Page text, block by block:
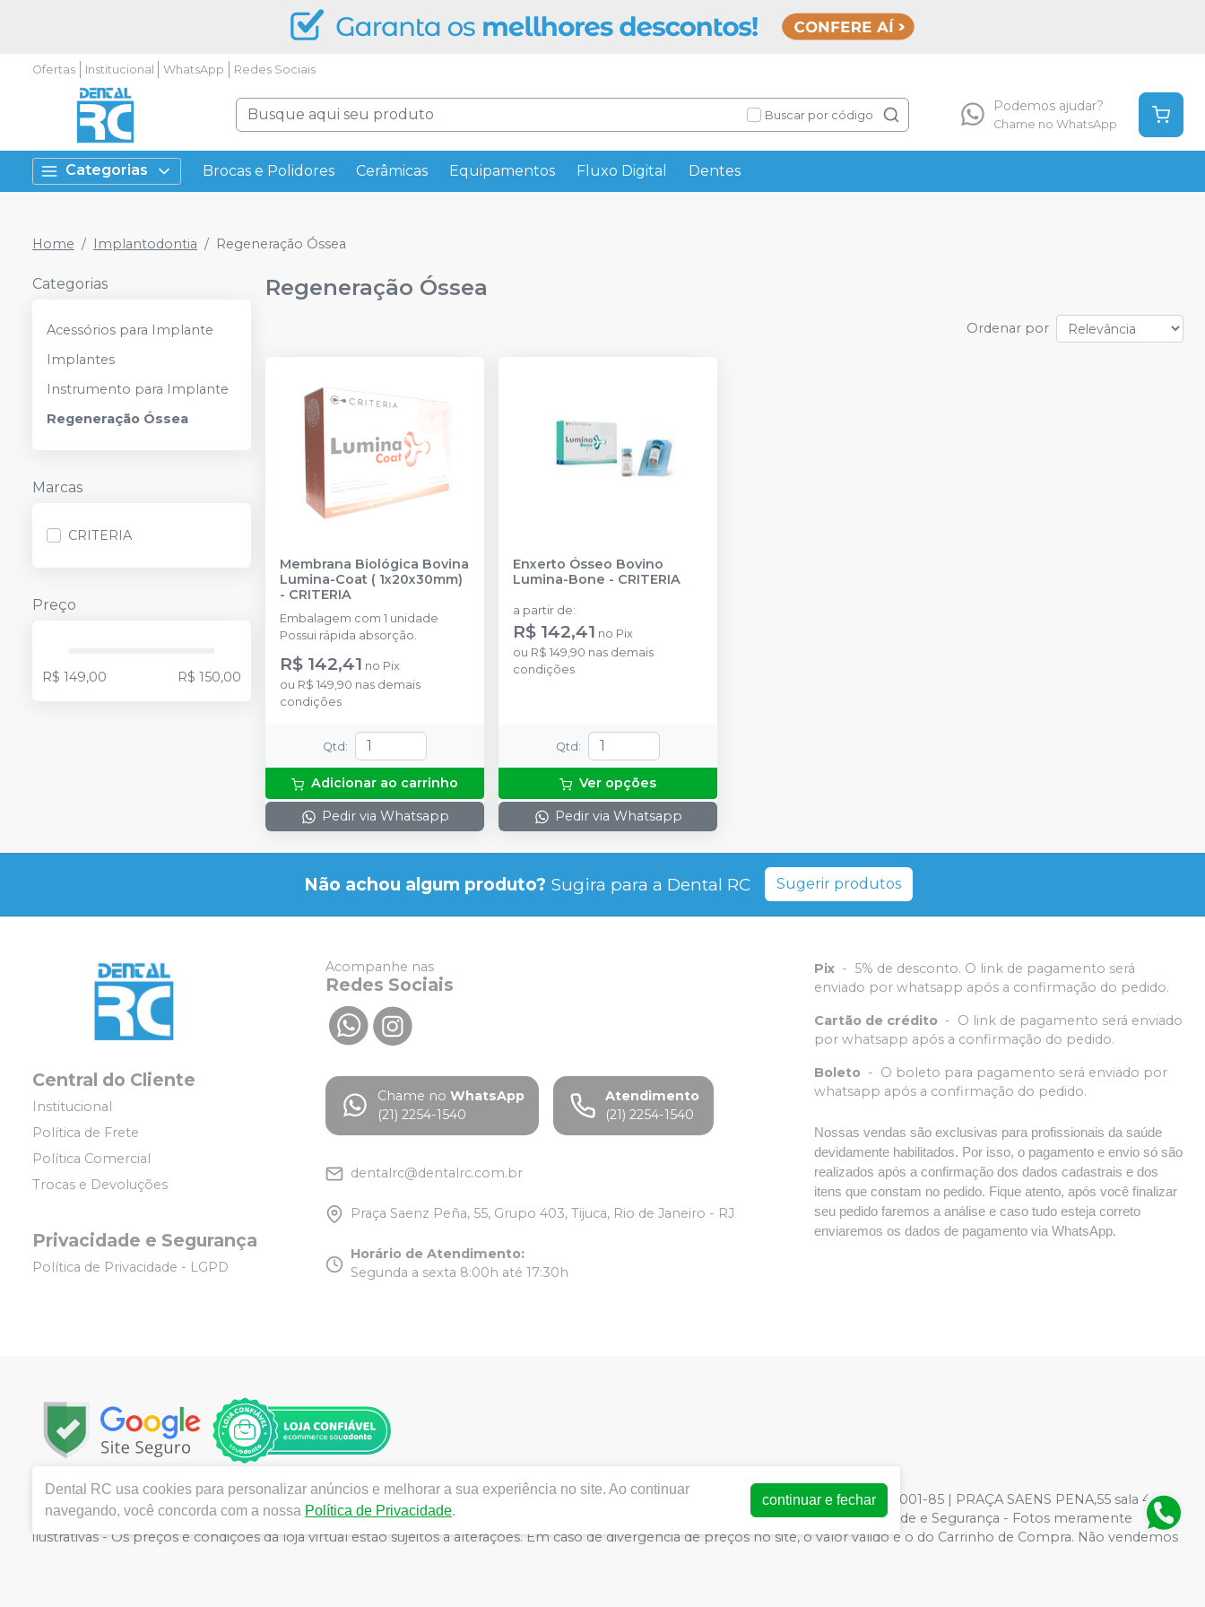
Ofertas Institucional WhatsApp Redes Sociais
Buscar por código
Podemos ajudar?
Chame no WhatsApp
Categorias Brocas e Polidores Cerâmicas Equipamentos Fluxo Digital Dentes
Home Implantodontia Regeneração Óssea
Categorias
Acessórios para Implante
Implantes
Instrumento para Implante
Regeneração Óssea
Marcas
CRITERIA
Preço
R$ 149,00 R$ 150,00
Regeneração Óssea
Ordenar por
Membrana Biológica Bovina
Lumina-Coat ( 1x20x30mm)
- CRITERIA
Embalagem com 1 unidade
Possui rápida absorção.
R$ 142,41 no Pix
ou R$ 149,90 nas demais
condições
Qtd:
Adicionar ao carrinho
Pedir via Whatsapp
Enxerto Ósseo Bovino
Lumina-Bone - CRITERIA
a partir de:
R$ 142,41 no Pix
ou R$ 149,90 nas demais
condições
Qtd:
Ver opções
Pedir via Whatsapp
Não achou algum produto? Sugira para a Dental RC Sugerir produtos
Central do Cliente
Institucional
Política de Frete
Política Comercial
Trocas e Devoluções
Privacidade e Segurança
Política de Privacidade - LGPD
Acompanhe nas
Redes Sociais
Chame no WhatsApp
(21) 2254-1540
Atendimento
(21) 2254-1540
dentalrc@dentalrc.com.br
Praça Saenz Peña, 55, Grupo 403, Tijuca, Rio de Janeiro - RJ
Horário de Atendimento:
Segunda a sexta 8:00h até 17:30h
Pix - 5% de desconto. O link de pagamento será
enviado por whatsapp após a confirmação do pedido.
Cartão de crédito - O link de pagamento será enviado
por whatsapp após a confirmação do pedido.
Boleto - O boleto para pagamento será enviado por
whatsapp após a confirmação do pedido.
Nossas vendas são exclusivas para profissionais da saúde
devidamente habilitados. Por isso, o pagamento e envio só são
realizados após a confirmação dos dados cadastrais e dos
itens que constam no pedido. Fique atento, após você finalizar
seu pedido faremos a análise e caso tudo esteja correto
enviaremos os dados de pagamento via WhatsApp.
Copyright © 2025 | Todos os direitos reservados | www.dentalrc.com.br | RC MATERIAL ODONTOLOGICO LTDA | CNPJ: 73.966.590/0001-85 | PRAÇA SAENS PENA,55 sala 403 -
Tijuca - Rio de Janeiro - RJ | Responsável técnico: RAFAELLA MARQUES IGREJA DOS SANTOS CRO/RJ nº 55115 | Política de Privacidade e Segurança - Fotos meramente
ilustrativas - Os preços e condições da loja virtual estão sujeitos a alterações. Em caso de divergência de preços no site, o valor válido é o do Carrinho de Compra. Não vendemos
Dental RC usa cookies para personalizar anúncios e melhorar a sua experiência no site. Ao continuar
navegando, você concorda com a nossa Política de Privacidade.
continuar e fechar